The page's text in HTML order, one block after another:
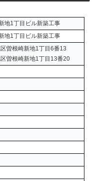
地1丁目ビル新築工事
地1丁目ビル新築工事
曽根崎新地1丁目6番13
曽根崎新地1丁目13番20